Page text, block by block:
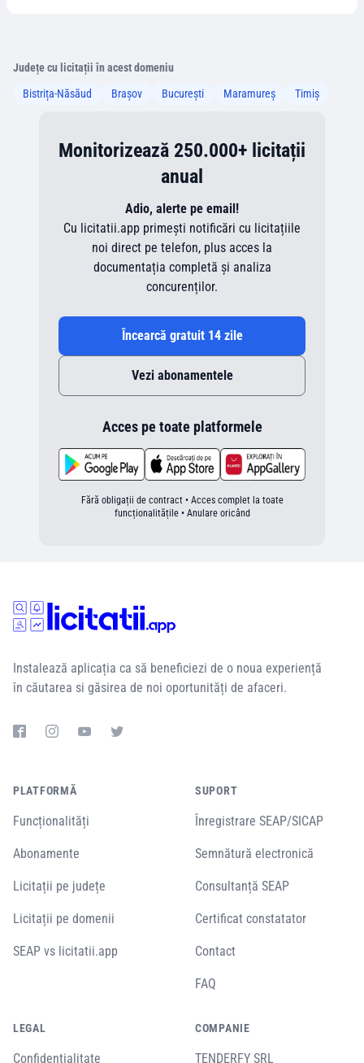
Județe cu licitații în acest domeniu
Bistrița-Năsăud
Brașov București Maramureș Timiș
Monitorizează 250.000+ licitații
anual
Adio, alerte pe email!
Cu licitatii.app primești notificări cu licitațiile
noi direct pe telefon, plus acces la
documentația completă și analiza
concurenților.
Încearcă gratuit 14 zile
Vezi abonamentele
Acces pe toate platformele
Fără obligații de contract • Acces complet la toate
funcționalitățile • Anulare oricând
Instalează aplicația ca să beneficiezi de o noua experiență
în căutarea si găsirea de noi oportunități de afaceri.
PLATFORMĂ
Funcționalități
Abonamente
Licitații pe județe
Licitații pe domenii
SEAP vs licitatii.app
SUPORT
Înregistrare SEAP/SICAP
Semnătură electronică
Consultanță SEAP
Certificat constatator
Contact
FAQ
LEGAL
Confidențialitate
COMPANIE
TENDERFY SRL